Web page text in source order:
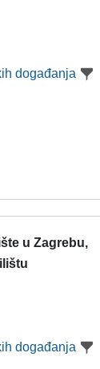
događanja
u Zagrebu,
događanja